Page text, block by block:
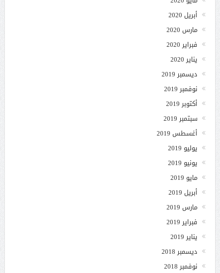
أبريل 2020
مارس 2020
فبراير 2020
يناير 2020
ديسمبر 2019
نوفمبر 2019
أكتوبر 2019
سبتمبر 2019
أغسطس 2019
يوليو 2019
يونيو 2019
مايو 2019
أبريل 2019
مارس 2019
فبراير 2019
يناير 2019
ديسمبر 2018
نوفمبر 2018